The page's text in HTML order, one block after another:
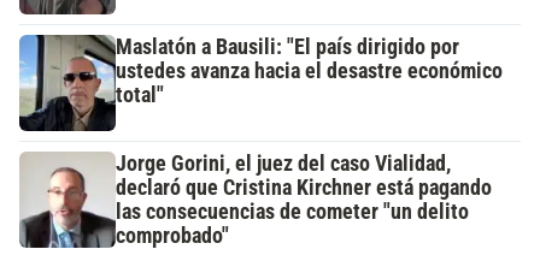
Maslatón a Bausili: "El país dirigido por
ustedes avanza hacia el desastre económico
total"
Jorge Gorini, el juez del caso Vialidad,
declaró que Cristina Kirchner está pagando
las consecuencias de cometer "un delito
comprobado"